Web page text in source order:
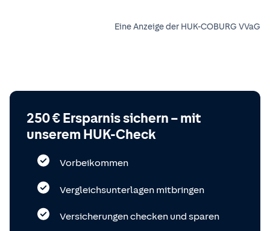
Eine Anzeige der HUK-COBURG VVaG
250 € Ersparnis sichern – mit
unserem HUK-Check
Vorbeikommen
Vergleichsunterlagen mitbringen
Versicherungen checken und sparen